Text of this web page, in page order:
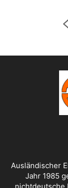
Ausländischer
Jahr 1985